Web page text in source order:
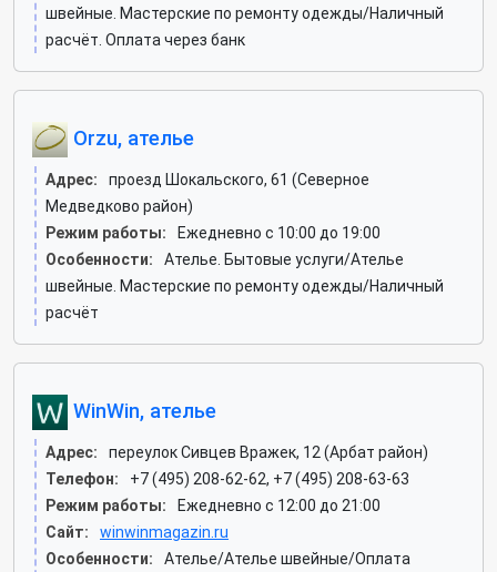
швейные. Мастерские по ремонту одежды/Наличный
расчёт. Оплата через банк
Orzu, ателье
Адрес:
проезд Шокальского, 61 (Северное
Медведково район)
Режим работы:
Ежедневно с 10:00 до 19:00
Особенности:
Ателье. Бытовые услуги/Ателье
швейные. Мастерские по ремонту одежды/Наличный
расчёт
WinWin, ателье
Адрес:
переулок Сивцев Вражек, 12 (Арбат район)
Телефон:
+7 (495) 208-62-62, +7 (495) 208-63-63
Режим работы:
Ежедневно с 12:00 до 21:00
Сайт:
winwinmagazin.ru
Особенности:
Ателье/Ателье швейные/Оплата